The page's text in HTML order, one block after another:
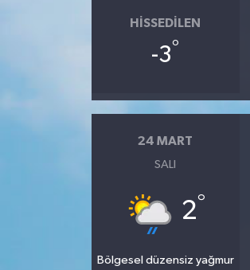
HISSEDILEN
-3°
24 MART
SALI
2°
Bölgesel düzensiz yağmur